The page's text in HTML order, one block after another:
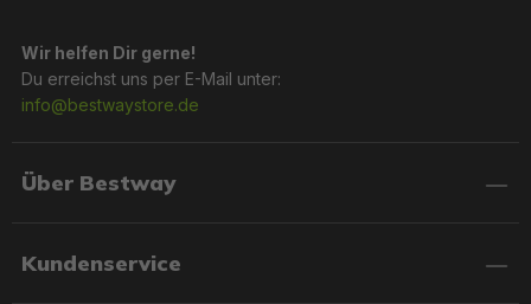
Wir helfen Dir gerne!
Du erreichst uns per E-Mail unter:
info@bestwaystore.de
Über Bestway
Kundenservice